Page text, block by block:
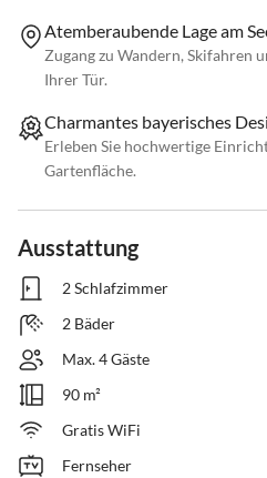
Atemberaubende Lage am
Zugang zu Wandern, Skifahren
Ihrer Tür.
Charmantes bayerisches
Erleben Sie hochwertige
Gartenfläche.
Ausstattung
2 Schlafzimmer
2 Bäder
Max. 4 Gäste
90 m²
Gratis WiFi
Fernseher